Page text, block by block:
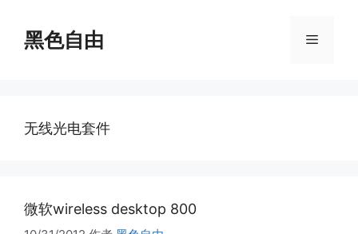
黑色自由 菜
无线光电套件
微软wireless desktop 800